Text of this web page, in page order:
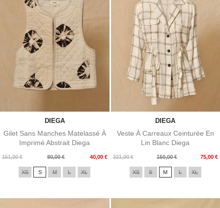
DIEGA
Gilet Sans Manches Matelassé À
Imprimé Abstrait Diega
151,00 €
Prix
80,00 € 40,00 €
Prix
XS S M L XL
DIEGA
Veste À Carreaux Ceinturée En
Lin Blanc Diega
321,00 €
Prix
150,00 € 75,00 €
Prix
XS S M L XL